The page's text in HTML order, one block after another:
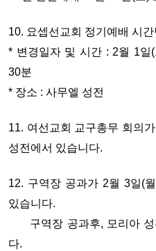
10. 요셉선교회 정기예배 시간
* 변경일자 및 시간 : 2월 1일
30분
* 장소 : 사무엘 성전
11. 여선교회 교구총무 회의
성전에서 있습니다.
12. 구역장 공과가 2월 3일(
있습니다.
구역장 공과후, 모리아 성
다.